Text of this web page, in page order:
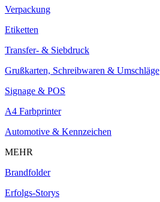
Verpackung
Etiketten
Transfer- & Siebdruck
Grußkarten, Schreibwaren & Umschläge
Signage & POS
A4 Farbprinter
Automotive & Kennzeichen
MEHR
Brandfolder
Erfolgs-Storys